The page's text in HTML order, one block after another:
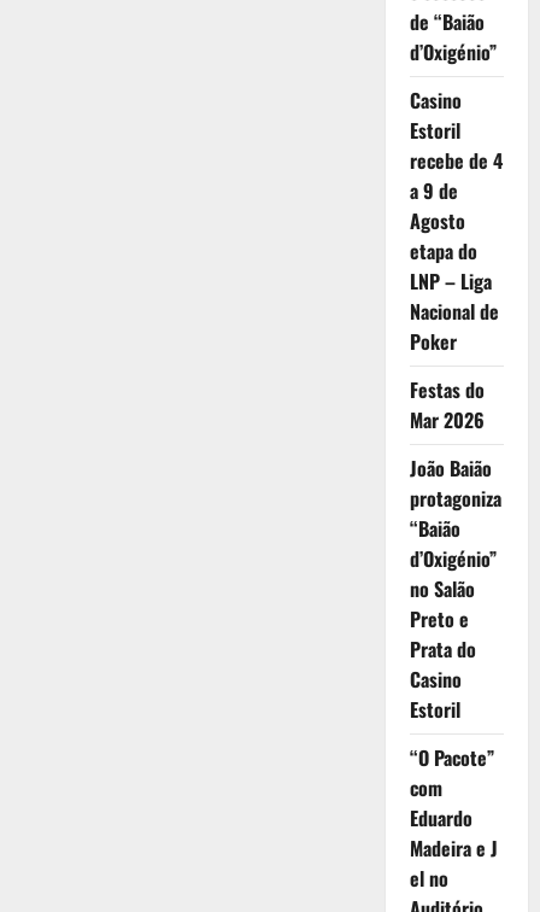
de “Baião
d’Oxigénio”
Casino
Estoril
recebe de 4
a 9 de
Agosto
etapa do
LNP – Liga
Nacional de
Poker
Festas do
Mar 2026
João Baião
protagoniza
“Baião
d’Oxigénio”
no Salão
Preto e
Prata do
Casino
Estoril
“O Pacote”
com
Eduardo
Madeira e J
el no